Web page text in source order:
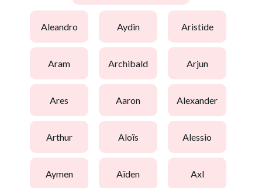
aleandro aydin aristide
aram archibald arjun
ares aaron alexander
arthur aloïs alessio
aymen aïden axl